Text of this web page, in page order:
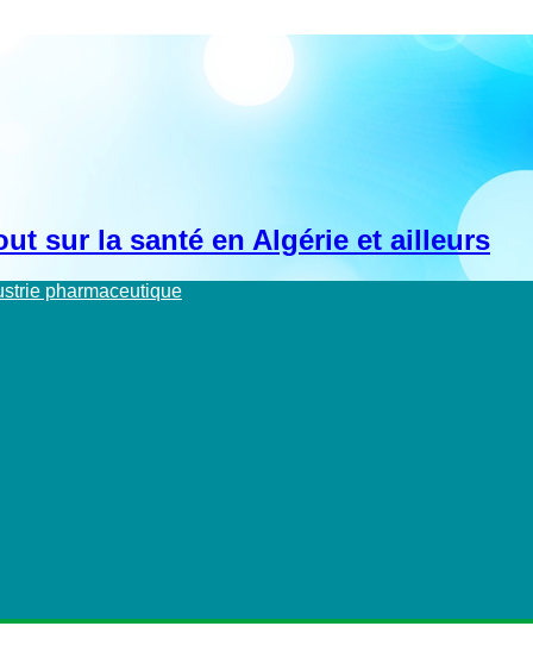
sur la santé en Algérie et ailleurs
pharmaceutique